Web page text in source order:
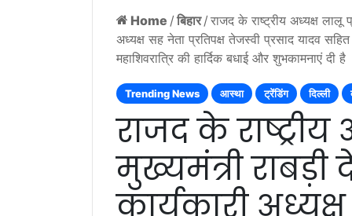
Home / बिहार / राजद के राष्ट्रीय अध्यक्ष लालू
अध्यक्ष सह नेता प्रतिपक्ष तेजस्वी प्रसाद यादव
महाशिवरात्रि की हार्दिक बधाई और शुभकामनाएं दी है
Trending News आस्था ट्रेंडिंग दिल्ली
राजद के राष्ट्रीय
मुख्यमंत्री राबड़ी
कार्यकारी